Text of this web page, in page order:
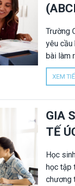
Trường
yêu cầu
bài làm
cao, đòi
huynh
XEM
GIA
TẾ
Học
học tập
chương